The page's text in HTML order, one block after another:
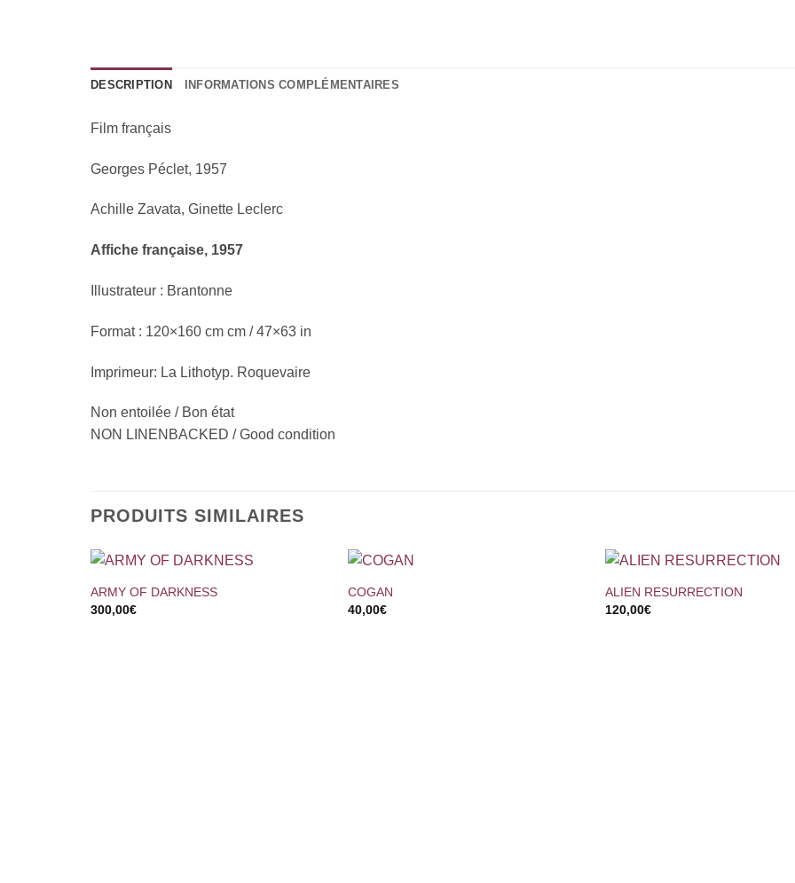
DESCRIPTION INFORMATIONS COMPLÉMENTAIRES
Film français
Georges Péclet, 1957
Achille Zavata, Ginette Leclerc
Affiche française, 1957
Illustrateur : Brantonne
Format : 120×160 cm cm / 47×63 in
Imprimeur: La Lithotyp. Roquevaire
Non entoilée / Bon état
NON LINENBACKED / Good condition
PRODUITS SIMILAIRES
+
ARMY OF DARKNESS
300,00€
+
COGAN
40,00€
+
ALIEN RESURRECTION
120,00€